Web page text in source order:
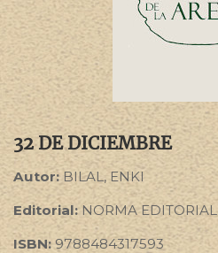
32 DE DICIEMBRE
Autor: BILAL, ENKI
Editorial: NORMA EDITORIAL
ISBN: 9788484317593